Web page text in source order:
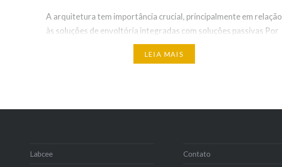
A arquitetura tem importância crucial, principalmente em relação
às soluções de envoltória integradas com soluções passivas Por
João Pimenta* São Paulo – Em uma edificação energeticamente
eficiente, o consumo de energia para manter as atividades às
LEIA MAIS
Labcee Contato